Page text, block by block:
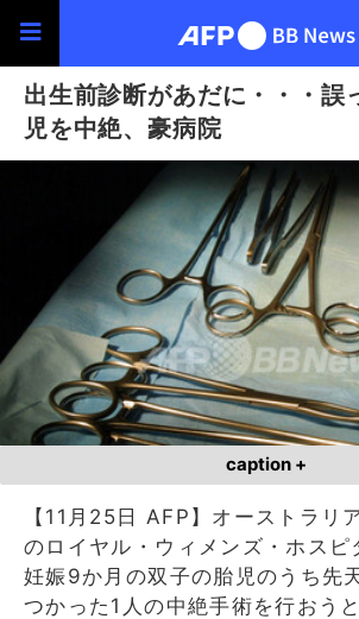
出生前診断があだに・・・誤
児を中絶、豪病院
caption +
【11月25日 AFP】オーストラリ
のロイヤル・ウィメンズ・ホスピ
妊娠9か月の双子の胎児のうち先
つかった1人の中絶手術を行おう